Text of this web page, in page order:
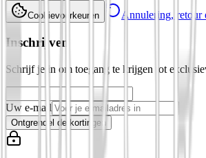
Cookievoorkeuren Annulering, retour
Inschrijven
Schrijf je in om toegang te krijgen tot
Uw e-mail
Ontgrendel de kortingen